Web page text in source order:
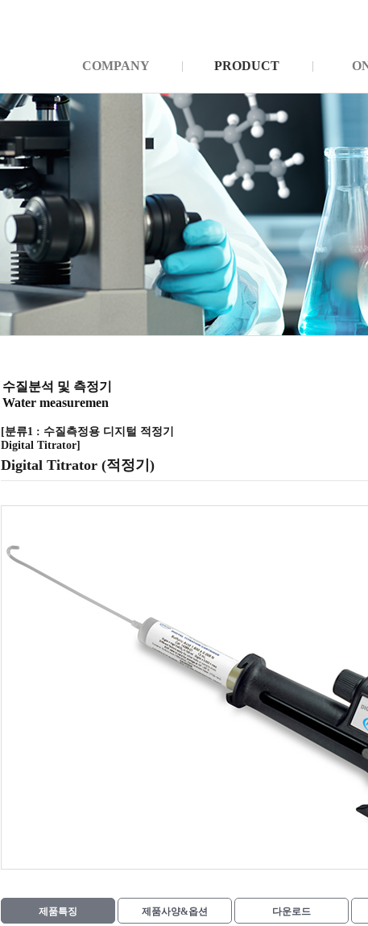
COMPANY PRODUCT
수질분석 및 측정기
Water measuremen
[분류1 : 수질측정용 디지털 적정기
Digital Titrator]
Digital Titrator (적정기)
제품특징 제품사양&옵션 다운로드